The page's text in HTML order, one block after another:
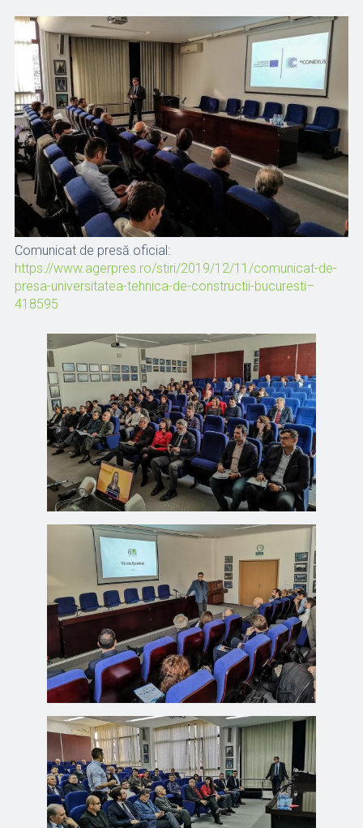
Comunicat de presă oficial:
https://www.agerpres.ro/stiri/2019/12/11/comunicat-de-
presa-universitatea-tehnica-de-constructii-bucuresti–
418595